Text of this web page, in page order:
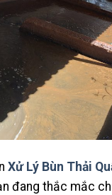
Xử Lý Bùn Thải
đang thắc mắc